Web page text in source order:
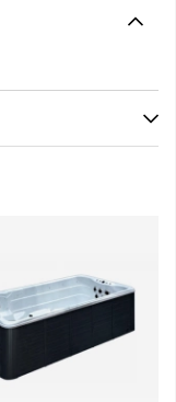
BETYG 0